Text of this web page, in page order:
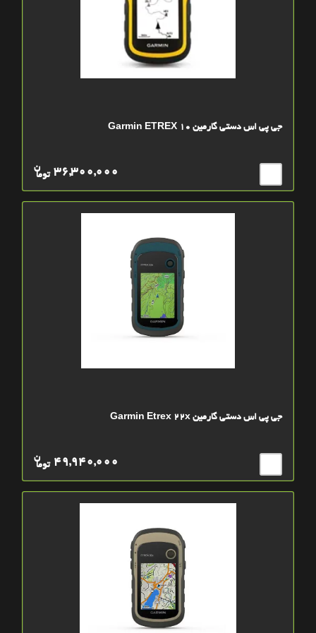
جی پی اس دستی گارمین Garmin ETREX 10
توما
ن 36,300,000
جی پی اس دستی گارمین Garmin Etrex 22x
توما
ن 49,940,000